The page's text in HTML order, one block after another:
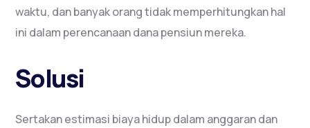
waktu, dan banyak orang tidak memperhitungkan hal
ini dalam perencanaan dana pensiun mereka.
Solusi
Sertakan estimasi biaya hidup dalam anggaran dan